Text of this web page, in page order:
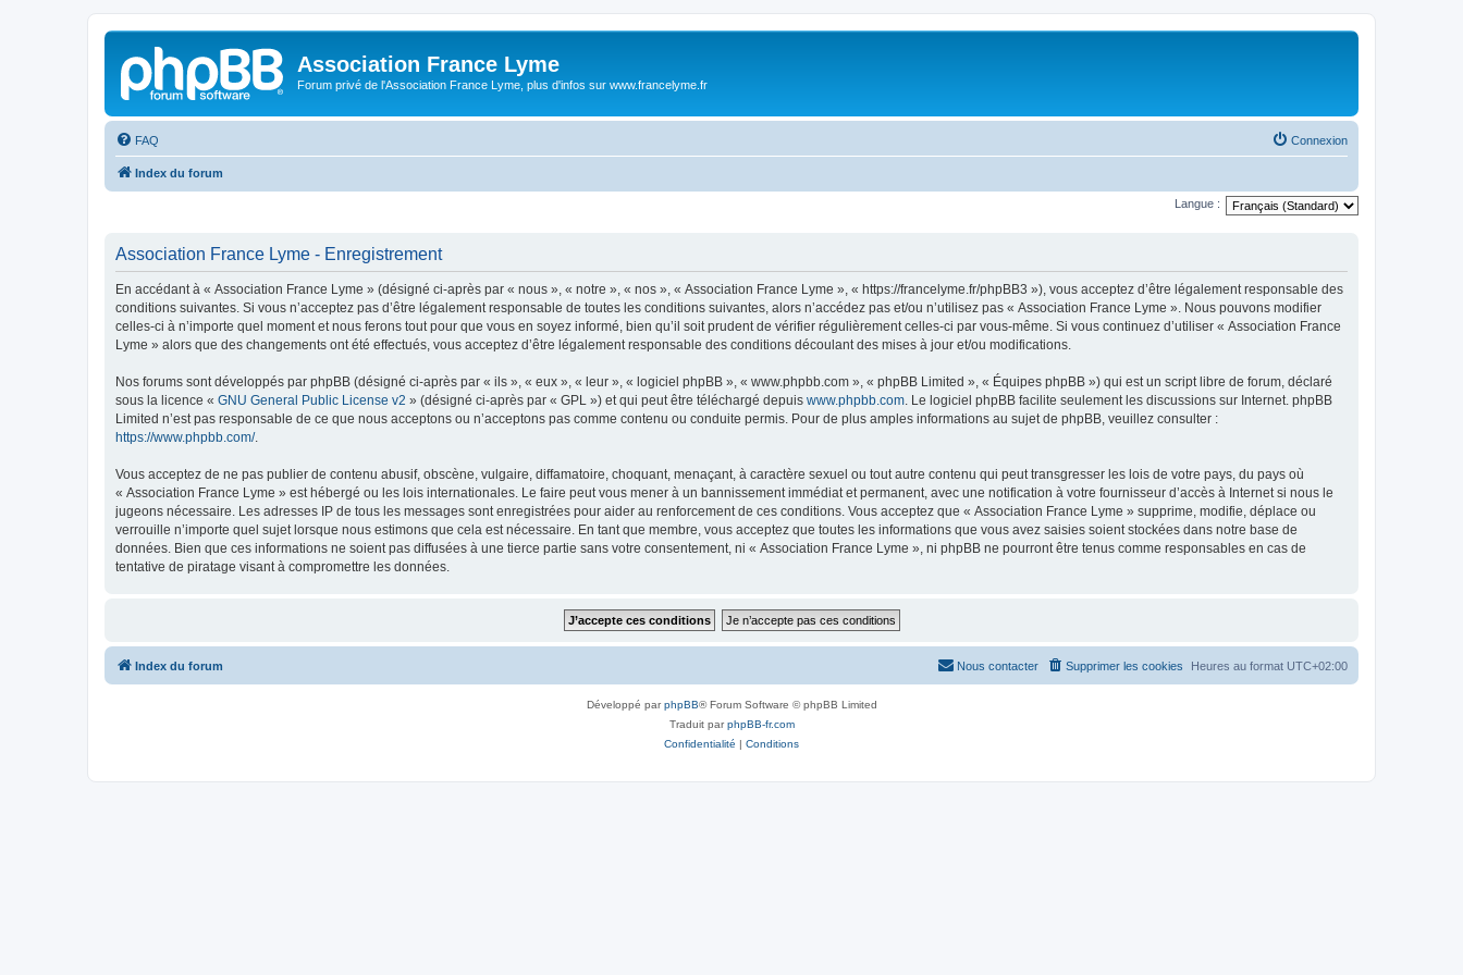
Association France Lyme
Forum privé de l'Association France Lyme, plus d'infos sur www.francelyme.fr
FAQ Connexion
Index du forum
Langue :
Association France Lyme - Enregistrement
En accédant à « Association France Lyme » (désigné ci-après par « nous », « notre », « nos », « Association France Lyme », « https://francelyme.fr/phpBB3 »), vous acceptez d’être légalement responsable des
conditions suivantes. Si vous n’acceptez pas d’être légalement responsable de toutes les conditions suivantes, alors n’accédez pas et/ou n’utilisez pas « Association France Lyme ». Nous pouvons modifier
celles-ci à n’importe quel moment et nous ferons tout pour que vous en soyez informé, bien qu’il soit prudent de vérifier régulièrement celles-ci par vous-même. Si vous continuez d’utiliser « Association France
Lyme » alors que des changements ont été effectués, vous acceptez d’être légalement responsable des conditions découlant des mises à jour et/ou modifications.
Nos forums sont développés par phpBB (désigné ci-après par « ils », « eux », « leur », « logiciel phpBB », « www.phpbb.com », « phpBB Limited », « Équipes phpBB ») qui est un script libre de forum, déclaré
sous la licence « GNU General Public License v2 » (désigné ci-après par « GPL ») et qui peut être téléchargé depuis www.phpbb.com. Le logiciel phpBB facilite seulement les discussions sur Internet. phpBB
Limited n’est pas responsable de ce que nous acceptons ou n’acceptons pas comme contenu ou conduite permis. Pour de plus amples informations au sujet de phpBB, veuillez consulter :
https://www.phpbb.com/.
Vous acceptez de ne pas publier de contenu abusif, obscène, vulgaire, diffamatoire, choquant, menaçant, à caractère sexuel ou tout autre contenu qui peut transgresser les lois de votre pays, du pays où
« Association France Lyme » est hébergé ou les lois internationales. Le faire peut vous mener à un bannissement immédiat et permanent, avec une notification à votre fournisseur d’accès à Internet si nous le
jugeons nécessaire. Les adresses IP de tous les messages sont enregistrées pour aider au renforcement de ces conditions. Vous acceptez que « Association France Lyme » supprime, modifie, déplace ou
verrouille n’importe quel sujet lorsque nous estimons que cela est nécessaire. En tant que membre, vous acceptez que toutes les informations que vous avez saisies soient stockées dans notre base de
données. Bien que ces informations ne soient pas diffusées à une tierce partie sans votre consentement, ni « Association France Lyme », ni phpBB ne pourront être tenus comme responsables en cas de
tentative de piratage visant à compromettre les données.
Index du forum Heures au format UTC+02:00
Supprimer les cookies
Nous contacter
Développé parphpBB® Forum Software © phpBB Limited
Traduit parphpBB-fr.com
Confidentialité | Conditions